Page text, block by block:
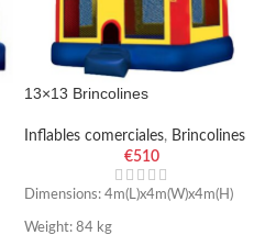
13×13 Brincolines
Inflables comerciales, Brincolines
€510
Dimensions: 4m(L)x4m(W)x4m(H)
Weight: 84 kg